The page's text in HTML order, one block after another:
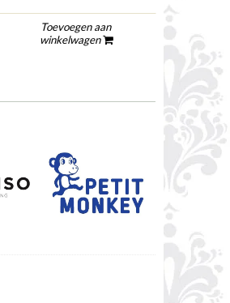
Toevoegen aan
winkelwagen